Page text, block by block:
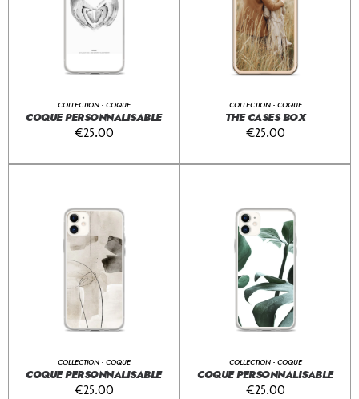
COLLECTION - COQUE
COQUE PERSONNALISABLE
€25.00
COLLECTION - COQUE
THE CASES BOX
€25.00
COLLECTION - COQUE
COQUE PERSONNALISABLE
€25.00
COLLECTION - COQUE
COQUE PERSONNALISABLE
€25.00